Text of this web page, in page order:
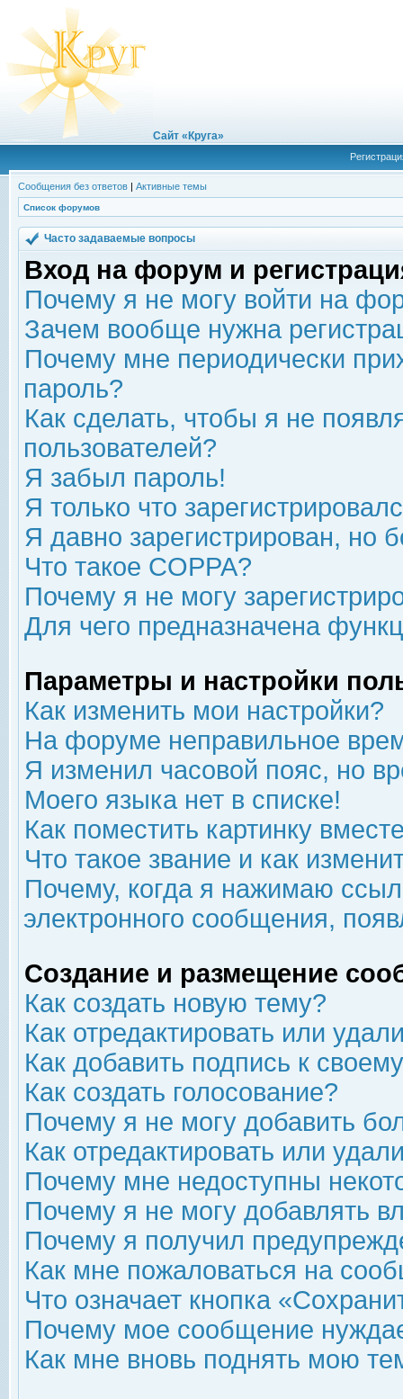
Сайт «Круга»
Сообщения без ответов | Активные темы
Список форумов
Часто задаваемые вопросы
Вход на форум и
Почему я не могу войти на
Зачем вообще нужна
Почему мне периодически
пароль?
Как сделать, чтобы я не
пользователей?
Я забыл пароль!
Я только что
Я давно зарегистрирован, но
Что такое COPPA?
Почему я не могу
Для чего предназначена
Параметры и настройки
Как изменить мои настройки?
На форуме неправильное
Я изменил часовой пояс, но
Моего языка нет в списке!
Как поместить картинку
Что такое звание и как
Почему, когда я нажимаю
электронного сообщения,
Создание и размещение
Как создать новую тему?
Как отредактировать или
Как добавить подпись к
Как создать голосование?
Почему я не могу добавить
Как отредактировать или
Почему мне недоступны
Почему я не могу добавлять
Почему я получил
Как мне пожаловаться на
Что означает кнопка
Почему мое сообщение
Как мне вновь поднять мою